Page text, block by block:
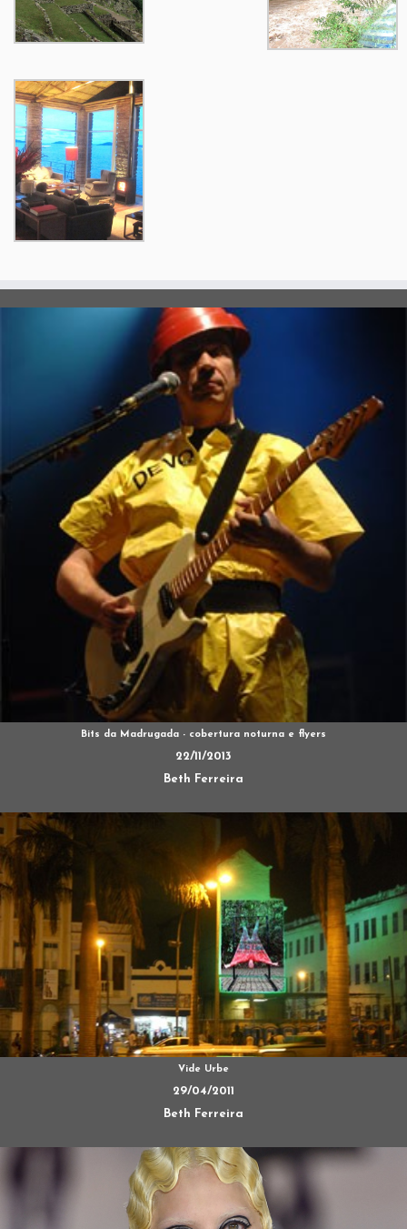
Bits da Madrugada - cobertura noturna e flyers
22/11/2013
Beth Ferreira
Vide Urbe
29/04/2011
Beth Ferreira